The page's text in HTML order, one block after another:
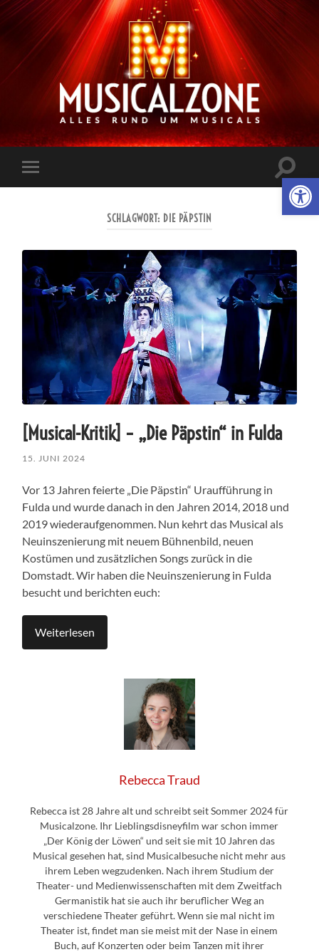
Musicalzone.de
Mobile-
Menü
ein-/
SCHLAGWORT: DIE PÄPSTIN
[Musical-Kritik] – „Die Päpstin“ in Fulda
15. JUNI 2024
Vor 13 Jahren feierte „Die Päpstin“ Uraufführung in
Fulda und wurde danach in den Jahren 2014, 2018 und
2019 wiederaufgenommen. Nun kehrt das Musical als
Neuinszenierung mit neuem Bühnenbild, neuen
Kostümen und zusätzlichen Songs zurück in die
Domstadt. Wir haben die Neuinszenierung in Fulda
besucht und berichten euch:
Weiterlesen
Rebecca Traud
Rebecca ist 28 Jahre alt und schreibt seit Sommer 2024 für
Musicalzone. Ihr Lieblingsdisneyfilm war schon immer
„Der König der Löwen“ und seit sie mit 10 Jahren das
Musical gesehen hat, sind Musicalbesuche nicht mehr aus
ihrem Leben wegzudenken. Nach ihrem Studium der
Theater- und Medienwissenschaften mit dem Zweitfach
Germanistik hat sie auch ihr beruflicher Weg an
verschiedene Theater geführt. Wenn sie mal nicht im
Theater ist, findet man sie meist mit der Nase in einem
Buch, auf Konzerten oder beim Tanzen mit ihrer